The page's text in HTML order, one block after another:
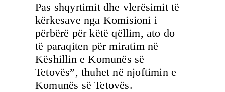
Pas shqyrtimit dhe vlerësimit të
kërkesave nga Komisioni i
përbërë për këtë qëllim, ato do
të paraqiten për miratim në
Këshillin e Komunës së
Tetovës”, thuhet në njoftimin e
Komunës së Tetovës.